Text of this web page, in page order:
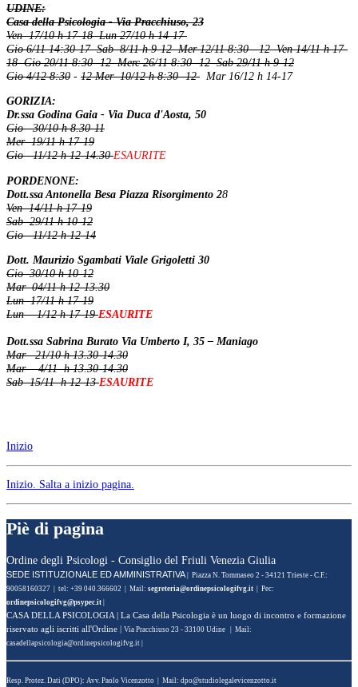
UDINE:
Casa della Psicologia - Via Pracchiuso, 23
Ven 17/10 h 17-18 Lun 27/10 h 14-17
Gio 6/11 14:30-17 Sab 8/11 h 9-12 Mer 12/11 8:30 - 12 Ven 14/11 h 17-
18 Gio 20/11 8:30 -12 Merc 26/11 8:30 -12 Sab 29/11 h 9-12
Gio 4/12 8:30 - 12 Mer 10/12 h 8:30 -12 Mar 16/12 h 14-17
GORIZIA:
Dr.ssa Godina Gaia - Via Duca d'Aosta, 50
Gio 30/10 h 8.30-11
Mer 19/11 h 17-19
Gio 11/12 h 12-14.30ESAURITE
PORDENONE:
Dott.ssa Antonella Besa Piazza Risorgimento 28
Ven 14/11 h 17-19
Sab 29/11 h 10-12
Gio 11/12 h 12-14
Dott. Maurizio Sgambati Viale Grigoletti 30
Gio 30/10 h 10-12
Mar 04/11 h 12-13.30
Lun 17/11 h 17-19
Lun 1/12 h 17-19ESAURITE
Dott.ssa Sabrina Burato Via Umberto I, 35 – Maniago
Mar 21/10 h 13.30-14.30
Mar 4/11 h 13.30-14.30
Sab 15/11 h 12-13ESAURITE
Inizio
Inizio . Salta a inizio pagina.
Piè di pagina
Ordine degli Psicologi - Consiglio del Friuli Venezia Giulia
SEDE ISTITUZIONALE ED AMMINISTRATIVA
| Piazza N. Tommaseo 2 - 34121 Trieste - C.F.:
90058160327 | tel: +39 040.366602 | Mail:
| Pec:
CASA DELLA PSICOLOGIA | La Casa della Psicologia è un luogo di incontro e formazione
riservato agli iscritti all'Ordine |
Via Pracchiuso 23 - 33100 Udine | Mail:
Resp. Protez. Dati (DPO): Avv. Paolo Vicenzotto | Mail: